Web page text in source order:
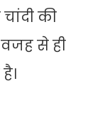
की
से ही